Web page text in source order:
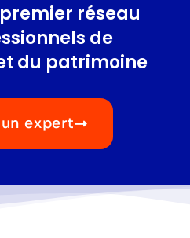
réseau
de
du patrimoine
expert